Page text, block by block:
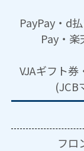
PayPay・d
Pay・
VJAギフト
(JCB
フロ